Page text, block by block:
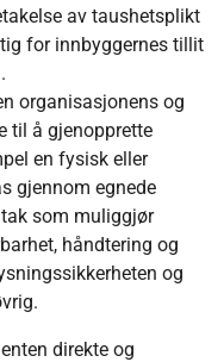
av taushetsplikt
for innbyggernes tillit
organisasjonens og
til å gjenopprette
en fysisk eller
gjennom egnede
som muliggjør
håndtering og
og
direkte og